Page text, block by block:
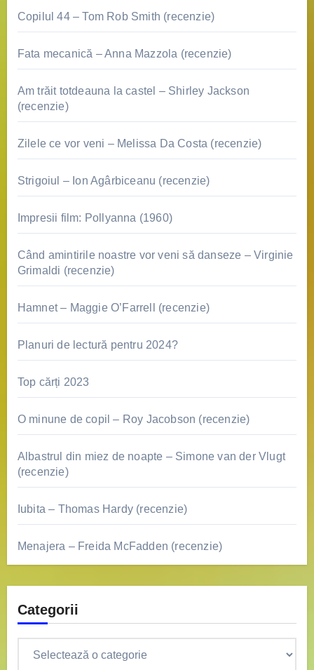
Copilul 44 – Tom Rob Smith (recenzie)
Fata mecanică – Anna Mazzola (recenzie)
Am trăit totdeauna la castel – Shirley Jackson
(recenzie)
Zilele ce vor veni – Melissa Da Costa (recenzie)
Strigoiul – Ion Agârbiceanu (recenzie)
Impresii film: Pollyanna (1960)
Când amintirile noastre vor veni să danseze – Virginie
Grimaldi (recenzie)
Hamnet – Maggie O’Farrell (recenzie)
Planuri de lectură pentru 2024?
Top cărți 2023
O minune de copil – Roy Jacobson (recenzie)
Albastrul din miez de noapte – Simone van der Vlugt
(recenzie)
Iubita – Thomas Hardy (recenzie)
Menajera – Freida McFadden (recenzie)
Categorii